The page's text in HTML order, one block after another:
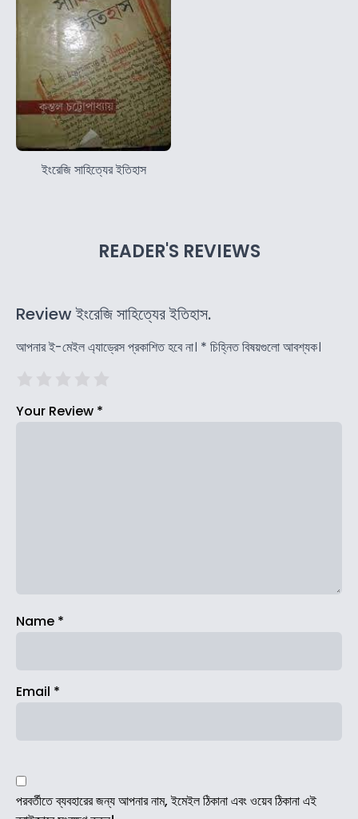
ইংরেজি সাহিত্যের ইতিহাস
READER'S REVIEWS
Review ইংরেজি সাহিত্যের ইতিহাস.
আপনার ই-মেইল এ্যাড্রেস প্রকাশিত হবে না। * চিহ্নিত বিষয়গুলো আবশ্যক।
Your Review *
Name *
Email *
পরবর্তীতে ব্যবহারের জন্য আপনার নাম, ইমেইল ঠিকানা এবং ওয়েব ঠিকানা এই